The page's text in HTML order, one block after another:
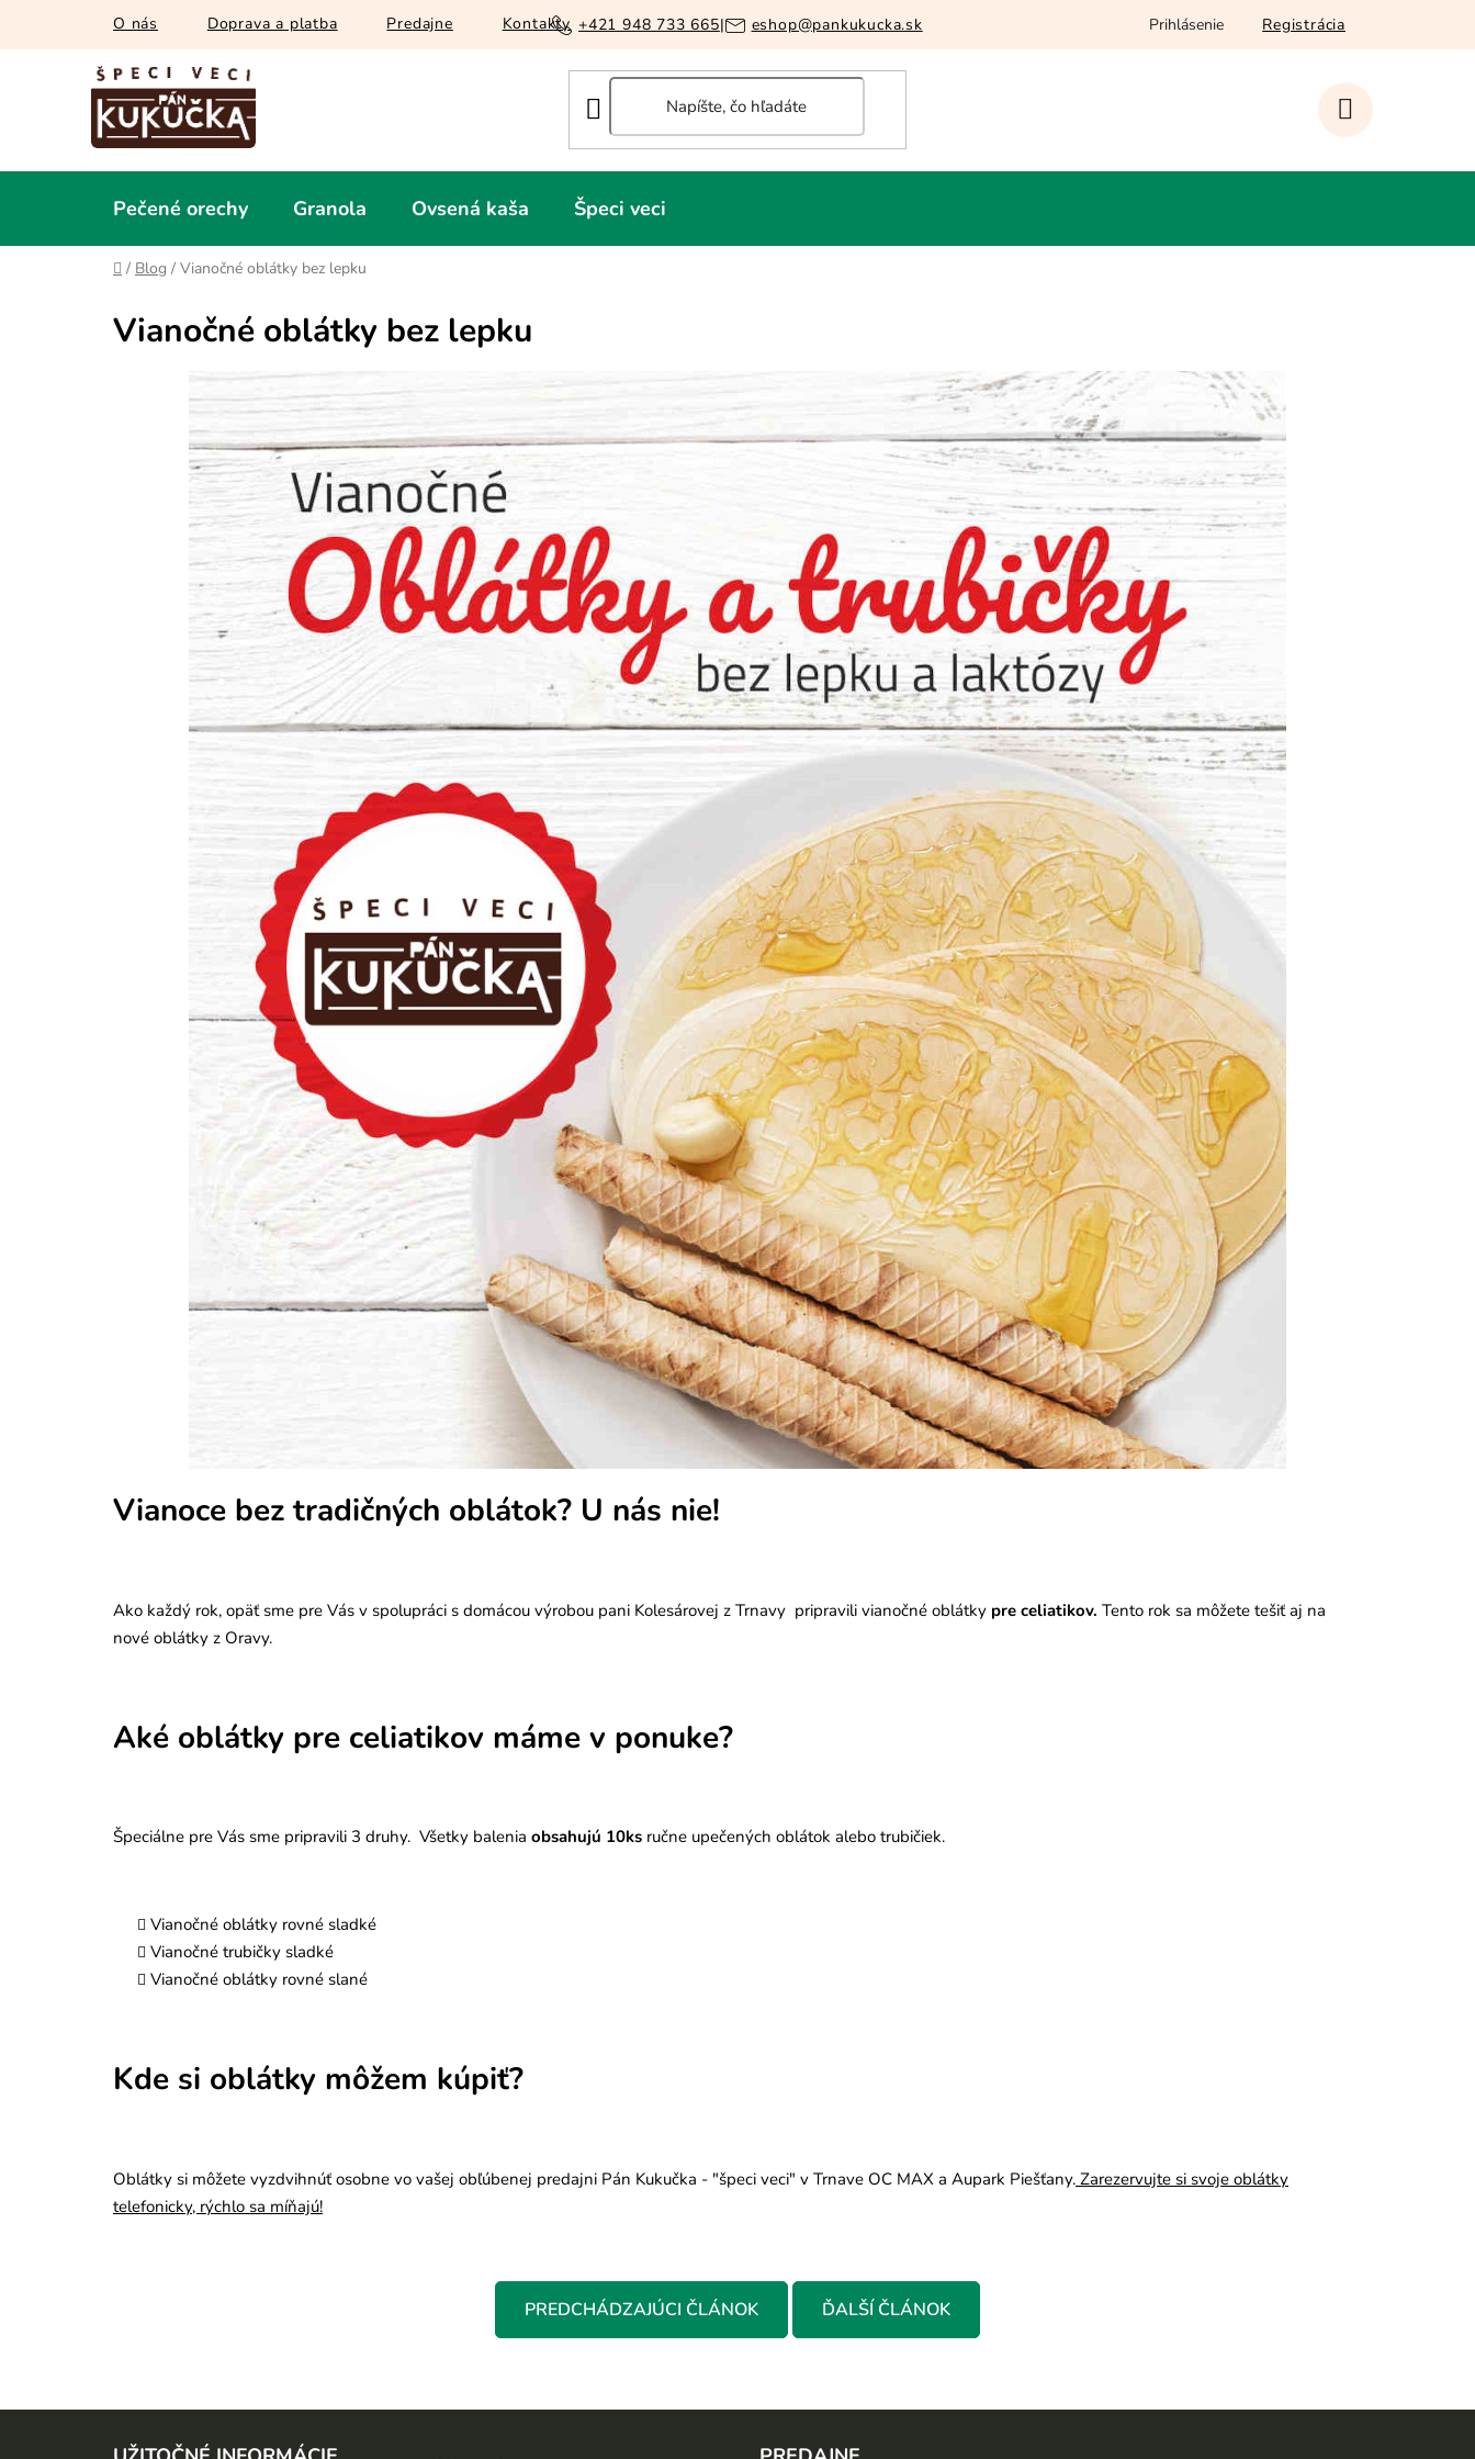
obsah
O nás Doprava a platba Predajne Kontakty Prihlásenie Registrácia
+421 948 733 665| eshop@pankukucka.sk
NÁKUPNÝ
Pečené orechy Granola Ovsená kaša Špeci veci
Domov
/ Blog / Vianočné oblátky bez lepku
Vianočné oblátky bez lepku
Vianoce bez tradičných oblátok? U nás nie!
Ako každý rok, opäť sme pre Vás v spolupráci s domácou výrobou pani Kolesárovej z Trnavy pripravili vianočné oblátky pre celiatikov. Tento rok sa môžete tešiť aj na
nové oblátky z Oravy.
Aké oblátky pre celiatikov máme v ponuke?
Špeciálne pre Vás sme pripravili 3 druhy. Všetky balenia obsahujú 10ks ručne upečených oblátok alebo trubičiek.
Vianočné oblátky rovné sladké
Vianočné trubičky sladké
Vianočné oblátky rovné slané
Kde si oblátky môžem kúpiť?
Oblátky si môžete vyzdvihnúť osobne vo vašej obľúbenej predajni Pán Kukučka - "špeci veci" v Trnave OC MAX a Aupark Piešťany. Zarezervujte si svoje oblátky
telefonicky, rýchlo sa míňajú!
PREDCHÁDZAJÚCI ČLÁNOK ĎALŠÍ ČLÁNOK